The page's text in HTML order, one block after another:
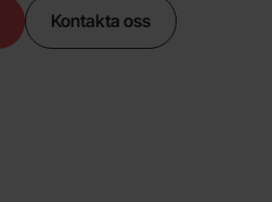
Kontakta oss